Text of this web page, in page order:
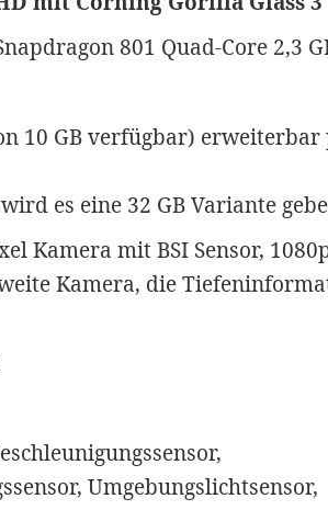
801 Quad-Core 2,3
10 GB verfügbar) erweiterbar
es eine 32 GB Variante
Kamera mit BSI Sensor,
Kamera, die
Umgebungslichtsensor,